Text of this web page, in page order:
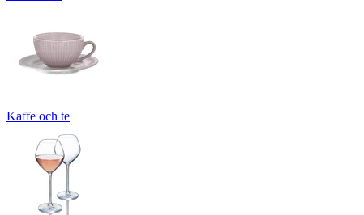
Kaffe och te